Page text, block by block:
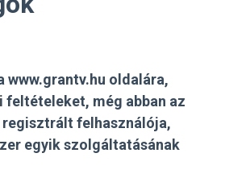
www.grantv.hu oldalára,
feltételeket, még abban az
regisztrált felhasználója,
egyik szolgáltatásának